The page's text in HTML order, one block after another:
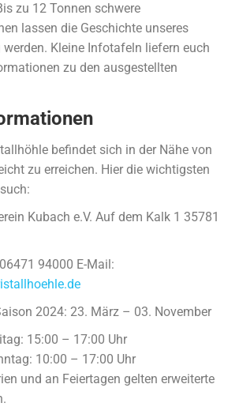
zu 12 Tonnen schwere
lassen die Geschichte unseres
werden. Kleine Infotafeln liefern euch
zu den ausgestellten
befindet sich in der Nähe von
zu erreichen. Hier die wichtigsten
Kubach e.V. Auf dem Kalk 1 35781
94000 E-Mail:
2024: 23. März – 03. November
15:00 – 17:00 Uhr
10:00 – 17:00 Uhr
und an Feiertagen gelten erweiterte